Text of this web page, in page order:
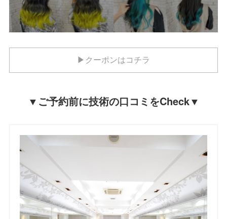
▶クーポンはコチラ
▼ご予約前に技術の口コミをCheck▼